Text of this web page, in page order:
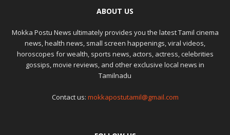
ABOUT US
Mokka Postu News ultimately provides you the latest Tamil cinema
news, health news, small screen happenings, viral videos,
horoscopes for wealth, sports news, actors, actress, celebrities
gossips, movie reviews, and other exclusive local news in
Tamilnadu
Contact us: mokkapostutamil@gmail.com